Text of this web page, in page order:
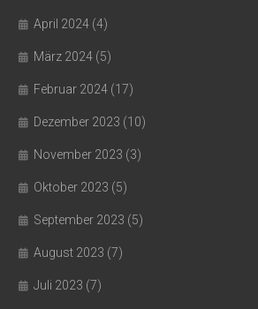
April 2024 (4)
März 2024 (5)
Februar 2024 (17)
Dezember 2023 (10)
November 2023 (3)
Oktober 2023 (5)
September 2023 (5)
August 2023 (7)
Juli 2023 (7)